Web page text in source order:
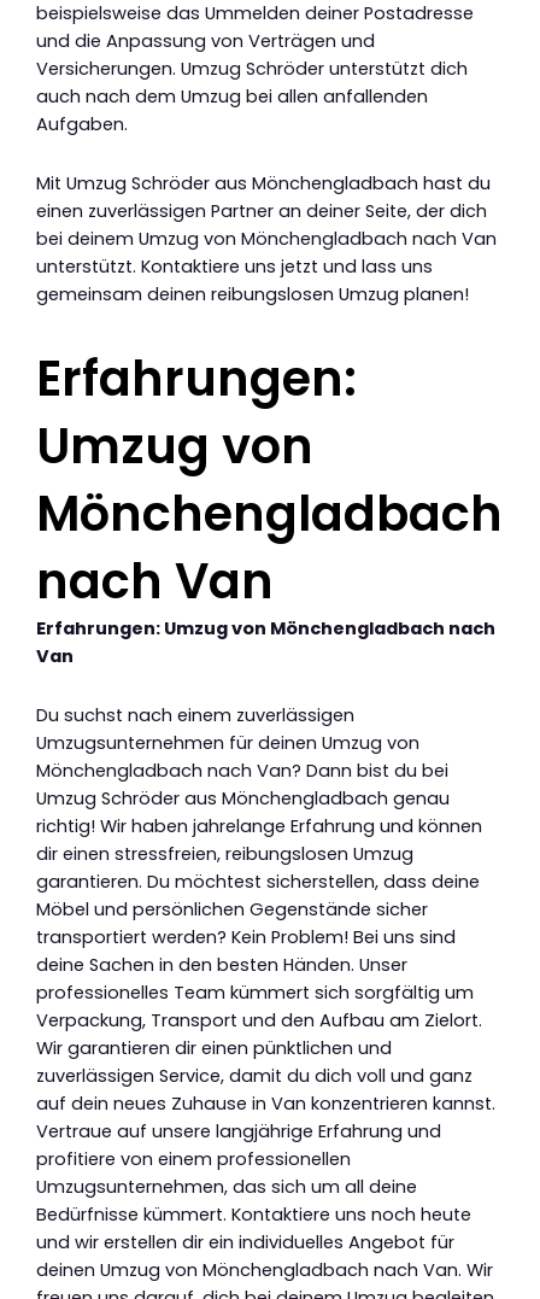
beispielsweise das Ummelden deiner Postadresse
und die Anpassung von Verträgen und
Versicherungen. Umzug Schröder unterstützt dich
auch nach dem Umzug bei allen anfallenden
Aufgaben.
Mit Umzug Schröder aus Mönchengladbach hast du
einen zuverlässigen Partner an deiner Seite, der dich
bei deinem Umzug von Mönchengladbach nach Van
unterstützt. Kontaktiere uns jetzt und lass uns
gemeinsam deinen reibungslosen Umzug planen!
Erfahrungen:
Umzug von
Mönchengladbach
nach Van
Erfahrungen: Umzug von Mönchengladbach nach
Van
Du suchst nach einem zuverlässigen
Umzugsunternehmen für deinen Umzug von
Mönchengladbach nach Van? Dann bist du bei
Umzug Schröder aus Mönchengladbach genau
richtig! Wir haben jahrelange Erfahrung und können
dir einen stressfreien, reibungslosen Umzug
garantieren. Du möchtest sicherstellen, dass deine
Möbel und persönlichen Gegenstände sicher
transportiert werden? Kein Problem! Bei uns sind
deine Sachen in den besten Händen. Unser
professionelles Team kümmert sich sorgfältig um
Verpackung, Transport und den Aufbau am Zielort.
Wir garantieren dir einen pünktlichen und
zuverlässigen Service, damit du dich voll und ganz
auf dein neues Zuhause in Van konzentrieren kannst.
Vertraue auf unsere langjährige Erfahrung und
profitiere von einem professionellen
Umzugsunternehmen, das sich um all deine
Bedürfnisse kümmert. Kontaktiere uns noch heute
und wir erstellen dir ein individuelles Angebot für
deinen Umzug von Mönchengladbach nach Van. Wir